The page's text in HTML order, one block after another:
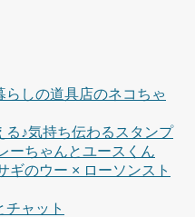
らしの道具店のネコちゃ
る♪気持ち伝わるスタンプ
ーちゃんとユースくん
ギのウー × ローソンスト
チャット